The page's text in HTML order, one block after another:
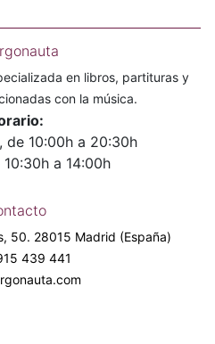
en libros, partituras y
con la música.
de 10:00h a 20:30h
a 14:00h
50. 28015 Madrid (España)
439 441